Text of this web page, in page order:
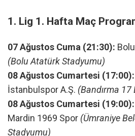
1. Lig 1. Hafta Maç
07 Ağustos Cuma (21:30):
(Bolu Atatürk Stadyumu)
08 Ağustos Cumartesi (17:00):
İstanbulspor A.Ş. (Bandırma
08 Ağustos Cumartesi (19:00):
Mardin 1969 Spor (Ümraniye
Stadyumu)